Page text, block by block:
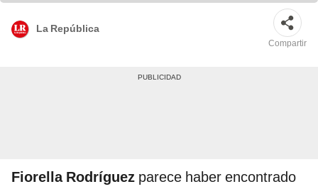
La República
Compartir
Fiorella Rodríguez parece haber encontrado